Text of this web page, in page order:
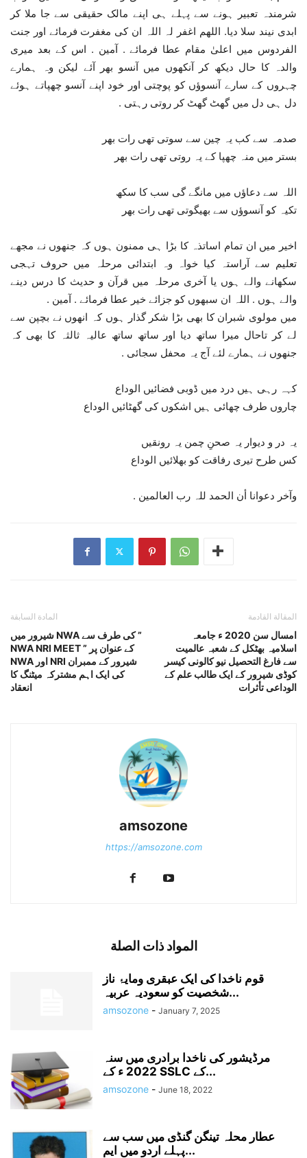
شرمندہ تعبیر ہونے سے پہلے ہی اپنے مالک حقیقی سے جا ملا کر
ابدی نیند سلا دیا. اللھم اغفر لہ اللہ ان کی مغفرت فرمائے اور جنت
الفردوس میں اعلیٰ مقام عطا فرمائے . آمین . اس کے بعد میری
والدہ کا حال دیکھ کر آنکھوں میں آنسو بھر آئے لیکن وہ ہمارے
چہروں کے سارے آنسوؤں کو پوچتی اور خود اپنے آنسو چھپاتے ہوئے
دل ہی دل میں گھٹ گھٹ کر روتی رہتی .
صدمہ سے کب یہ چین سے سوتی تھی رات بھر
بستر میں منہ چھپا کے یہ روتی تھی رات بھر
اللہ سے دعاؤں میں مانگے گی سب کا سکھ
تکیہ کو آنسوؤں سے بھیگوتی تھی رات بھر
اخیر میں ان تمام اساتذہ کا بڑا ہی ممنون ہوں کہ جنھوں نے مجھے
تعلیم سے آراستہ کیا خواہ وہ ابتدائی مرحلہ میں حروف تہجی
سکھانے والے ہوں یا آخری مرحلہ میں قرآن و حدیث کا درس دینے
والے ہوں . اللہ ان سبھوں کو جزائے خیر عطا فرمائے . آمین .
میں مولوی شبران کا بھی بڑا شکر گذار ہوں کہ انھوں نے بچپن سے
لے کر تاحال میرا ساتھ دیا اور ساتھ ساتھ عالیہ ثالثہ کا بھی کہ
جنھوں نے ہمارے لئے آج یہ محفل سجائی .
کہہ رہی ہیں درد میں ڈوبی فضائیں الوداع
چاروں طرف چھائی ہیں اشکوں کی گھٹائیں الوداع
یہ در و دیوار یہ صحنِ چمن یہ رونقیں
کس طرح تیری رفاقت کو بھلائیں الوداع
وآخر دعوانا أن الحمد للہ رب العالمین .
المادة السابقة
شیرور میں NWA کی طرف سے ”
NWA NRI MEET ” کے عنوان پر
NWA اور NRI شیرور کے ممبران
کی ایک اہم مشترکہ میٹنگ کا
انعقاد
المقالة القادمة
امسال سن 2020 ء جامعہ
اسلامیہ بھٹکل کے شعبہ عالمیت
سے فارغ التحصیل نیو کالونی کیسر
کوڈی شیرور کے ایک طالب علم کے
الوداعی تأثرات
amsozone
https://amsozone.com
المواد ذات الصلة
قوم ناخدا کی ایک عبقری ومایۂ ناز
شخصیت کو سعودیہ عربیہ...
amsozone - January 7, 2025
مرڈیشور کی ناخدا برادری میں سنہ
2022 ء کے SSLC کے...
amsozone - June 18, 2022
عطار محلہ تینگن گنڈی میں سب سے
پہلے اردو میں ایم...